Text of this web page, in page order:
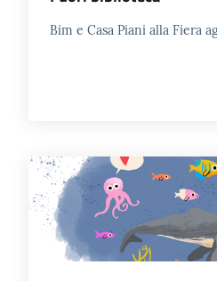
Bim e Casa Piani alla Fiera